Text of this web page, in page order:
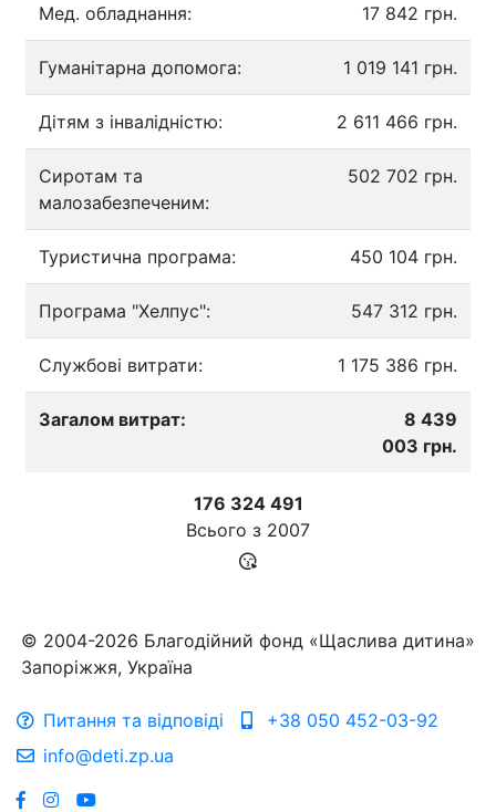
Мед. обладнання: 17 842 грн.
Гуманітарна допомога: 1 019 141 грн.
Дітям з інвалідністю: 2 611 466 грн.
Сиротам та
малозабезпеченим:
502 702 грн.
Туристична програма: 450 104 грн.
Програма "Хелпус": 547 312 грн.
Службові витрати: 1 175 386 грн.
Загалом витрат:
8 439
003 грн.
176 324 491
Всього з 2007
© 2004-2026 Благодійний фонд «Щаслива дитина»
Запоріжжя, Україна
Питання та відповіді
+38 050 452-03-92
info@deti.zp.ua